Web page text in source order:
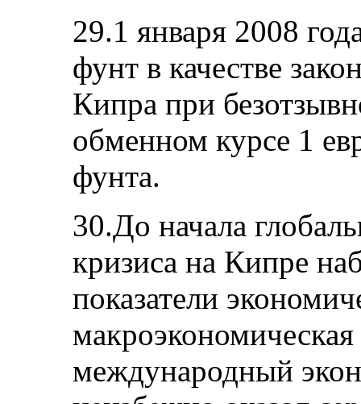
29.1 января 2008
фунт в качестве
Кипра при
обменном курсе 1
фунта.
30.До начала
кризиса на Кипре
показатели
международный